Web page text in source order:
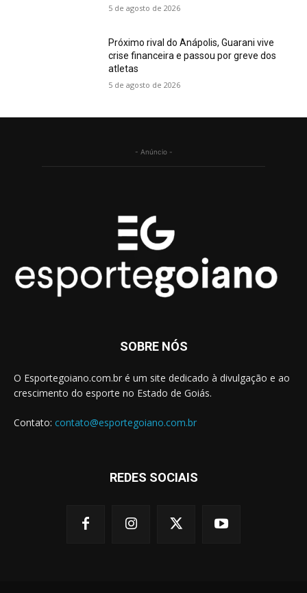
5 de agosto de 2026
Próximo rival do Anápolis, Guarani vive
crise financeira e passou por greve dos
atletas
5 de agosto de 2026
- Anúncio -
SOBRE NÓS
O Esportegoiano.com.br é um site dedicado à divulgação e ao
crescimento do esporte no Estado de Goiás.
Contato: contato@esportegoiano.com.br
REDES SOCIAIS